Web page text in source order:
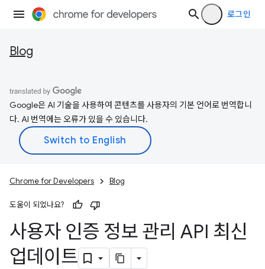
로그인
Blog
Google은 AI 기술을 사용하여 콘텐츠를 사용자의 기본 언어로 번역합니
다. AI 번역에는 오류가 있을 수 있습니다.
Chrome for Developers Blog
도움이 되었나요?
사용자 인증 정보 관리 API 최신
업데이트